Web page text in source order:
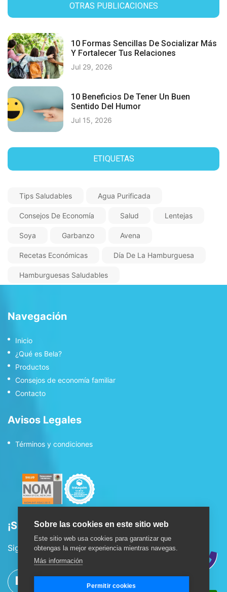
OTRAS PUBLICACIONES
10 Formas Sencillas De Socializar Más
Y Fortalecer Tus Relaciones
Jul 29, 2026
10 Beneficios De Tener Un Buen
Sentido Del Humor
Jul 15, 2026
ETIQUETAS
Tips Saludables Agua Purificada
Consejos De Economía Salud Lentejas
Soya Garbanzo Avena
Recetas Económicas Día De La Hamburguesa
Hamburguesas Saludables
Navegación
Inicio
¿Qué es Bela?
Productos
Consejos de economía familiar
Contacto
Avisos Legales
Términos y condiciones
¡Síguenos!
Sigue nuestras redes sociales:
Sobre las cookies en este sitio web
Este sitio web usa cookies para garantizar que
obtengas la mejor experiencia mientras navegas.
Más información
Permitir cookies